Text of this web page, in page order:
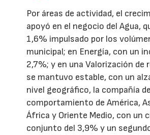
Por áreas de actividad, el
apoyó en el negocio del Agua,
1,6% impulsado por los
municipal; en Energía, con un
2,7%; y en una Valorización de
se mantuvo estable, con un
nivel geográfico, la compañía
comportamiento de América,
África y Oriente Medio, con un
conjunto del 3,9% y un